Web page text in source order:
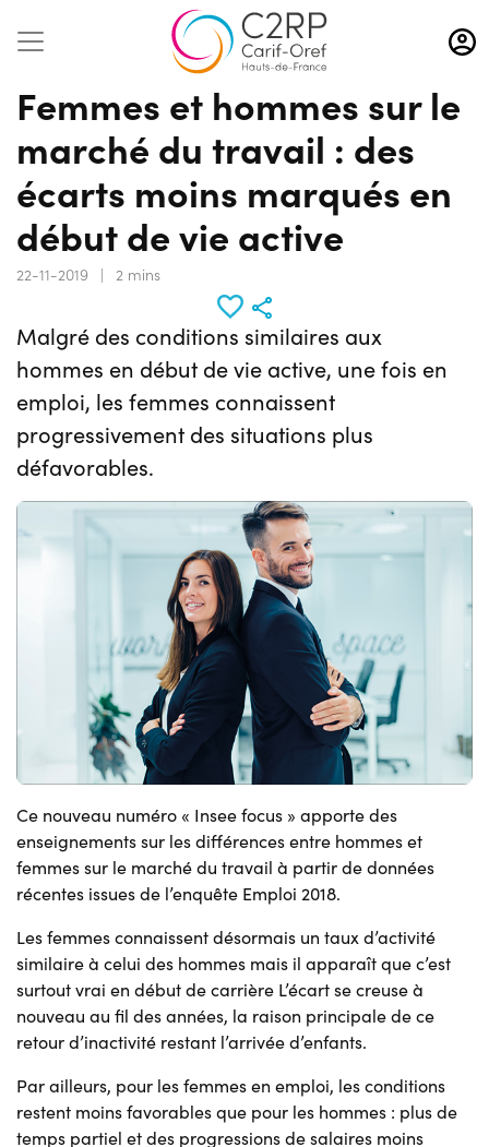
Aller
au
contenu
Femmes et hommes sur le
marché du travail : des
écarts moins marqués en
début de vie active
22-11-2019 | 2 mins
Malgré des conditions similaires aux
hommes en début de vie active, une fois en
emploi, les femmes connaissent
progressivement des situations plus
défavorables.
Ce nouveau numéro « Insee focus » apporte des
enseignements sur les différences entre hommes et
femmes sur le marché du travail à partir de données
récentes issues de l’enquête Emploi 2018.
Les femmes connaissent désormais un taux d’activité
similaire à celui des hommes mais il apparaît que c’est
surtout vrai en début de carrière L’écart se creuse à
nouveau au fil des années, la raison principale de ce
retour d’inactivité restant l’arrivée d’enfants.
Par ailleurs, pour les femmes en emploi, les conditions
restent moins favorables que pour les hommes : plus de
temps partiel et des progressions de salaires moins